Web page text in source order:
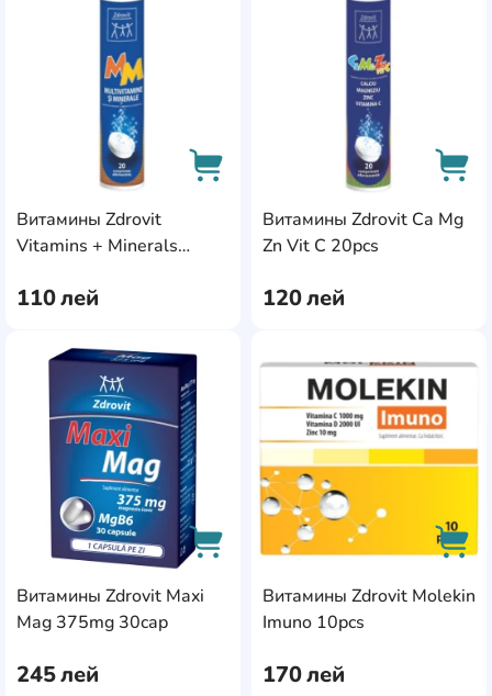
Витамины Zdrovit
Vitamins + Minerals
110лей
AddCardToCart
Витамины Zdrovit Ca Mg
Zn Vit C 20pcs
120лей
Витамины Zdrovit Maxi
Mag 375mg 30cap
245лей
AddCardToFavourite
AddCardToCart
Витамины Zdrovit Molekin
Imuno 10pcs
170лей